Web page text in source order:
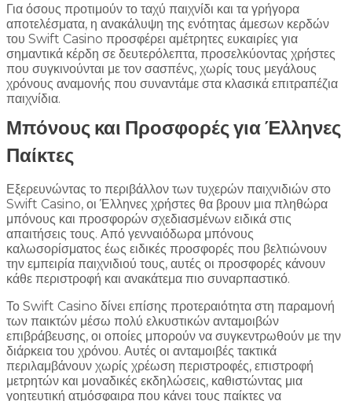
Για όσους προτιμούν το ταχύ παιχνίδι και τα γρήγορα
αποτελέσματα, η ανακάλυψη της ενότητας άμεσων κερδών
του Swift Casino προσφέρει αμέτρητες ευκαιρίες για
σημαντικά κέρδη σε δευτερόλεπτα, προσελκύοντας χρήστες
που συγκινούνται με τον σασπένς, χωρίς τους μεγάλους
χρόνους αναμονής που συναντάμε στα κλασικά επιτραπέζια
παιχνίδια.
Μπόνους και Προσφορές για Έλληνες
Παίκτες
Εξερευνώντας το περιβάλλον των τυχερών παιχνιδιών στο
Swift Casino, οι Έλληνες χρήστες θα βρουν μια πληθώρα
μπόνους και προσφορών σχεδιασμένων ειδικά στις
απαιτήσεις τους. Από γενναιόδωρα μπόνους
καλωσορίσματος έως ειδικές προσφορές που βελτιώνουν
την εμπειρία παιχνιδιού τους, αυτές οι προσφορές κάνουν
κάθε περιστροφή και ανακάτεμα πιο συναρπαστικό.
Το Swift Casino δίνει επίσης προτεραιότητα στη παραμονή
των παικτών μέσω πολύ ελκυστικών ανταμοιβών
επιβράβευσης, οι οποίες μπορούν να συγκεντρωθούν με την
διάρκεια του χρόνου. Αυτές οι ανταμοιβές τακτικά
περιλαμβάνουν χωρίς χρέωση περιστροφές, επιστροφή
μετρητών και μοναδικές εκδηλώσεις, καθιστώντας μια
γοητευτική ατμόσφαιρα που κάνει τους παίκτες να